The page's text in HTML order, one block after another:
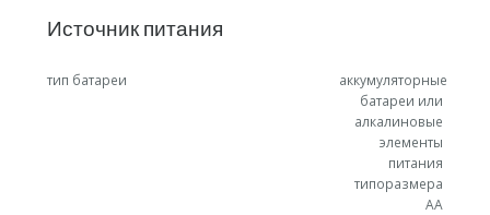
Источник питания
тип батареи
аккумуляторные
батареи или
алкалиновые
элементы
питания
типоразмера
AA